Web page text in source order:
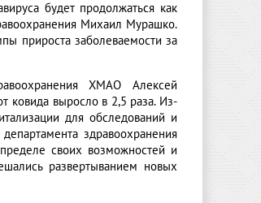
будет продолжаться как
Михаил Мурашко.
прироста заболеваемости за
ХМАО Алексей
ковида выросло в 2,5 раза. Из-
для обследований и
здравоохранения
своих возможностей и
развертыванием новых